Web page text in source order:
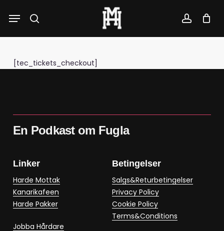
search account
Menu
[tec_tickets_checkout]
En Podkast om Fugla
Linker
Harde Mottak
Kanarikafeen
Harde Pakker
Jobba Hårdare
Betingelser
Salgs&Returbetingelser
Privacy Policy
Cookie Policy
Terms&Conditions